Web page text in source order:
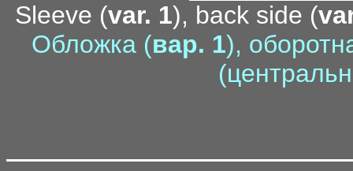
Sleeve (var. 1), back side (
Обложка (вар. 1),